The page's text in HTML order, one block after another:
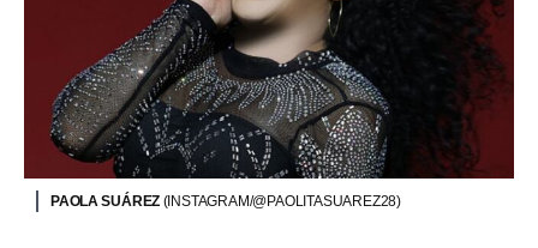
PAOLA SUÁREZ (INSTAGRAM/@PAOLITASUAREZ28)